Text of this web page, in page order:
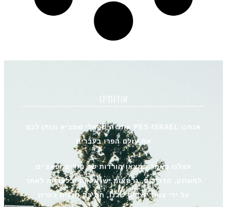
אודותינו
אנחנו PES-ISRAEL אתר הישראלי שמביא ונותן לכם
את עולם הפרו בעברית
אצלנו באתר תמצאו הורדות של מודים ופאצ’ים
למשחק, מדריכים, גרסאות ישראליות ובלעדיות לאתר
על ידי צוות יוצרים שלנו, תמיכה טכנית בערוץ